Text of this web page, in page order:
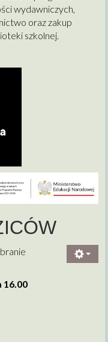
wydawniczych,
oraz zakup
szkolnej.
16.00